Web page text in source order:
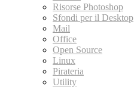
Risorse Photoshop
Sfondi per il Desktop
Mail
Office
Open Source
Linux
Pirateria
Utility